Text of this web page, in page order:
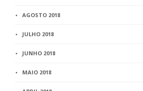
AGOSTO 2018
JULHO 2018
JUNHO 2018
MAIO 2018